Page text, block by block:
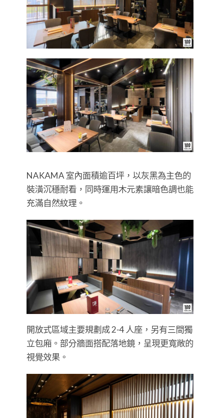
NAKAMA 室內面積逾百坪，以灰黑為主色的
裝潢沉穩耐看，同時運用木元素讓暗色調也能
充滿自然紋理。
開放式區域主要規劃成 2-4 人座，另有三間獨
立包廂。部分牆面搭配落地鏡，呈現更寬敞的
視覺效果。